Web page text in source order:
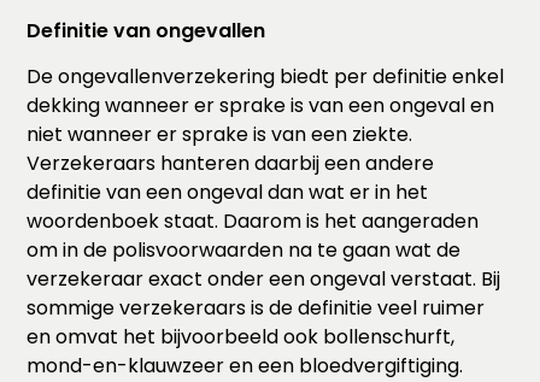
Definitie van ongevallen
De ongevallenverzekering biedt per definitie enkel
dekking wanneer er sprake is van een ongeval en
niet wanneer er sprake is van een ziekte.
Verzekeraars hanteren daarbij een andere
definitie van een ongeval dan wat er in het
woordenboek staat. Daarom is het aangeraden
om in de polisvoorwaarden na te gaan wat de
verzekeraar exact onder een ongeval verstaat. Bij
sommige verzekeraars is de definitie veel ruimer
en omvat het bijvoorbeeld ook bollenschurft,
mond-en-klauwzeer en een bloedvergiftiging.